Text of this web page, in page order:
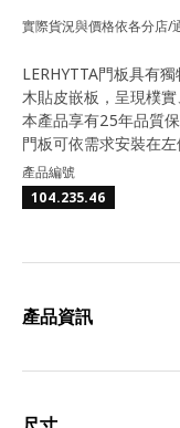
實際貨況與價格依各分店/
LERHYTTA門板具有
木貼皮嵌板，呈現樸
本產品享有25年品質
門板可依需求安裝在
產品編號
104.235.46
產品資訊